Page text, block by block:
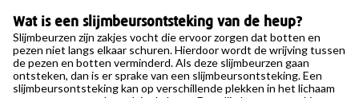
Wat is een slijmbeursontsteking van de heup?
Slijmbeurzen zijn zakjes vocht die ervoor zorgen dat botten en
pezen niet langs elkaar schuren. Hierdoor wordt de wrijving tussen
de pezen en botten verminderd. Als deze slijmbeurzen gaan
ontsteken, dan is er sprake van een slijmbeursontsteking. Een
slijmbeursontsteking kan op verschillende plekken in het lichaam